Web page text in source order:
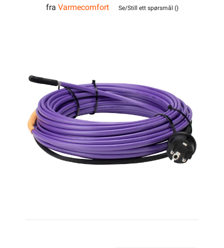
frostsikringskabel m/term.
fra Varmecomfort Se/Still ett spørsmål ()